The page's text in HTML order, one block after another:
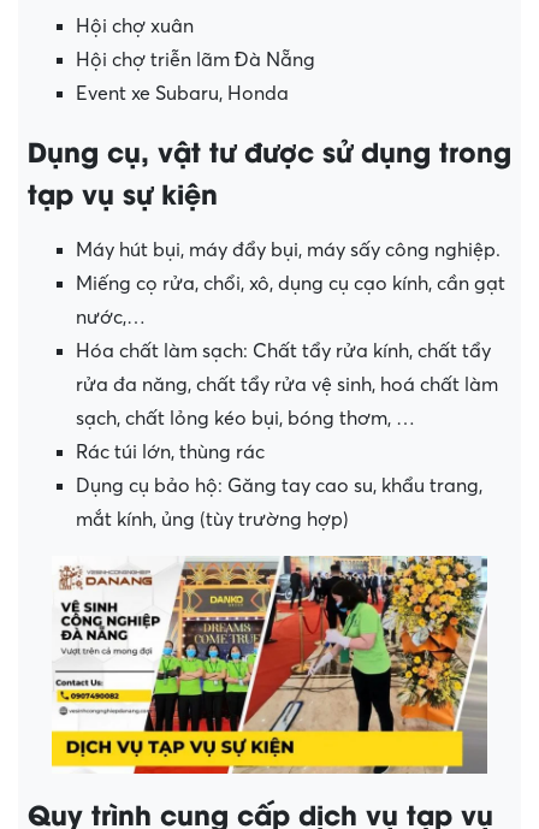
Hội chợ xuân
Hội chợ triễn lãm Đà Nẵng
Event xe Subaru, Honda
Dụng cụ, vật tư được sử dụng trong
tạp vụ sự kiện
Máy hút bụi, máy đẩy bụi, máy sấy công nghiệp.
Miếng cọ rửa, chổi, xô, dụng cụ cạo kính, cần gạt
nước,…
Hóa chất làm sạch: Chất tẩy rửa kính, chất tẩy
rửa đa năng, chất tẩy rửa vệ sinh, hoá chất làm
sạch, chất lỏng kéo bụi, bóng thơm, …
Rác túi lớn, thùng rác
Dụng cụ bảo hộ: Găng tay cao su, khẩu trang,
mắt kính, ủng (tùy trường hợp)
Quy trình cung cấp dịch vụ tạp vụ